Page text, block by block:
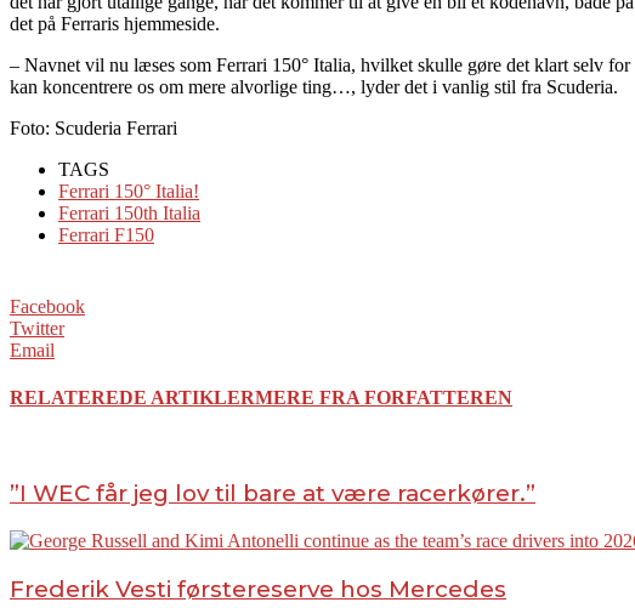
det på Ferraris hjemmeside.
– Navnet vil nu læses som Ferrari 150° Italia, hvilket skulle gøre det klart selv
kan koncentrere os om mere alvorlige ting…, lyder det i vanlig stil fra Scuderia.
Foto: Scuderia Ferrari
TAGS
Ferrari 150° Italia!
Ferrari 150th Italia
Ferrari F150
Facebook
Twitter
Email
RELATEREDE ARTIKLERMERE FRA FORFATTEREN
”I WEC får jeg lov til bare at være racerkører.”
Frederik Vesti førstereserve hos Mercedes